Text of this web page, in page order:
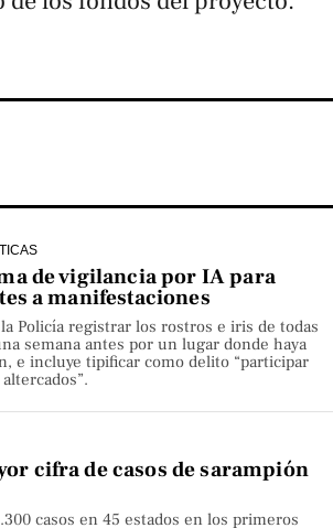
de vigilancia por IA para
a manifestaciones
Policía registrar los rostros e iris de todas
semana antes por un lugar donde haya
e incluye tipificar como delito “participar
cifra de casos de sarampión
casos en 45 estados en los primeros